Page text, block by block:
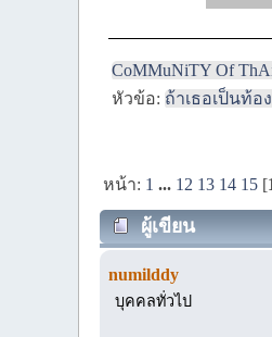
CoMMuNiTY Of
หัวข้อ: ถ้าเธอเป็นท้อ
หน้า: 1 ... 12 13 14 15 [
ผู้เขียน
numilddy
บุคคลทั่วไป